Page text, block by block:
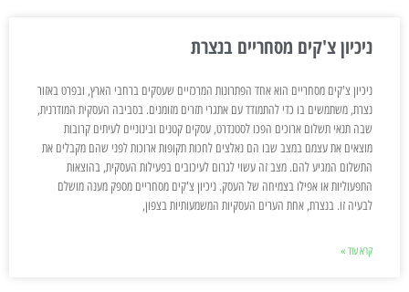
ניכיון צ'קים מסחריים בנצרת
ניכיון צ'קים מסחריים הוא אחד הפתרונות המרכזיים שעסקים ברחבי הארץ, ובפרט באזור
נצרת, משתמשים בו כדי להתמודד עם אתגרי תזרים מזומנים. בסביבה העסקית המודרנית,
שבה תנאי תשלום ארוכים הפכו לסטנדרט, עסקים קטנים ובינוניים לעיתים קרובות
מוצאים את עצמם במצב שבו הם נאלצים לחכות תקופות ארוכות לפני שהם מקבלים את
התשלום המגיע להם. מצב זה עשוי לגרום לעיכובים בפעילות העסקית, בהוצאות
התפעוליות או אפילו בצמיחה של העסק. ניכיון צ'קים מסחריים מספק מענה מושלם
לבעיה זו. בנצרת, אחת הערים העסקיות המשמעותיות בצפון,
קרא עוד »